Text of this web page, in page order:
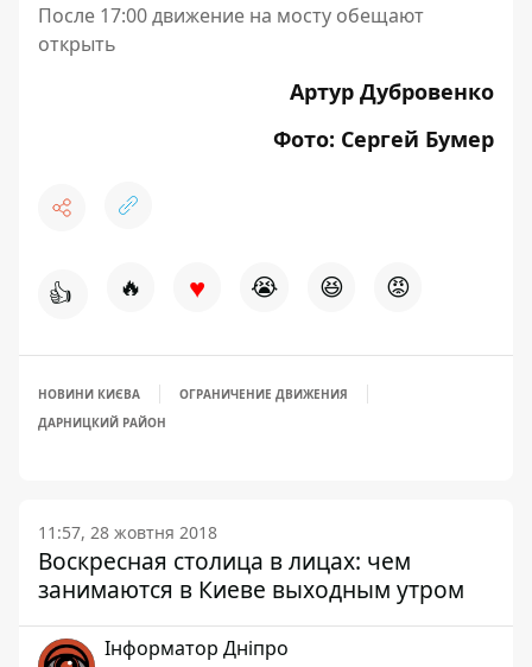
После 17:00 движение на мосту обещают
открыть
Артур Дубровенко
Фото: Сергей Бумер
👍 🔥 ♥ 😭 😆 😡
НОВИНИ КИЄВА
ОГРАНИЧЕНИЕ ДВИЖЕНИЯ
ДАРНИЦКИЙ РАЙОН
11:57, 28 жовтня 2018
Воскресная столица в лицах: чем
занимаются в Киеве выходным утром
Інформатор Дніпро